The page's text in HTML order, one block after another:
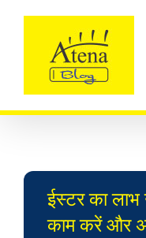
ईस्टर का
काम करें और